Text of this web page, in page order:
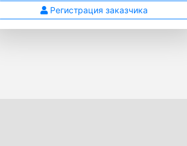
Регистрация заказчика